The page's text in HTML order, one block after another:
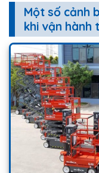
Một số cảnh
khi vận hành